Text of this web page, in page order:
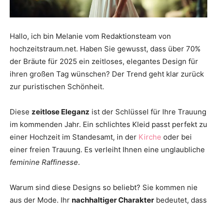
um
das
Hochzeit
Hallo, ich bin Melanie vom Redaktionsteam von
hochzeitstraum.net. Haben Sie gewusst, dass über 70%
der Bräute für 2025 ein zeitloses, elegantes Design für
ihren großen Tag wünschen? Der Trend geht klar zurück
zur puristischen Schönheit.
Diese zeitlose Eleganz ist der Schlüssel für Ihre Trauung
im kommenden Jahr. Ein schlichtes Kleid passt perfekt zu
einer Hochzeit im Standesamt, in der Kirche oder bei
einer freien Trauung. Es verleiht Ihnen eine unglaubliche
feminine Raffinesse.
Warum sind diese Designs so beliebt? Sie kommen nie
aus der Mode. Ihr nachhaltiger Charakter bedeutet, dass